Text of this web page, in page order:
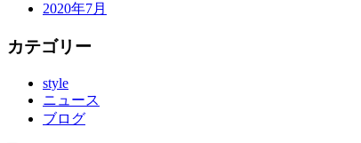
2020年7月
カテゴリー
style
ニュース
ブログ